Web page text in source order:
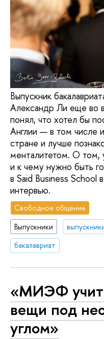
Выпускник
Александр Ли еще во
понял, что хотел бы
Англии — в том числе
стране и лучше
менталитетом. О том,
и к чему нужно быть
в Said Business School
интервью.
Свободное общение
Выпускники
бакалавриат
«МИЭФ учит
вещи под
углом»